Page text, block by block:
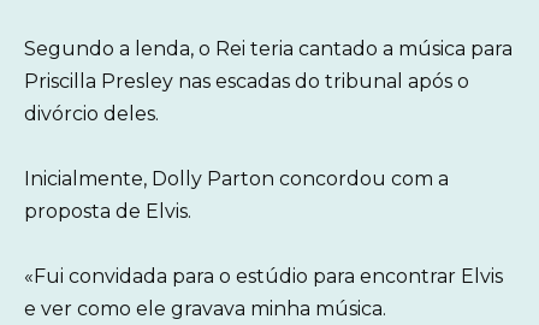
Segundo a lenda, o Rei teria cantado a música para
Priscilla Presley nas escadas do tribunal após o
divórcio deles.
Inicialmente, Dolly Parton concordou com a
proposta de Elvis.
«Fui convidada para o estúdio para encontrar Elvis
e ver como ele gravava minha música.